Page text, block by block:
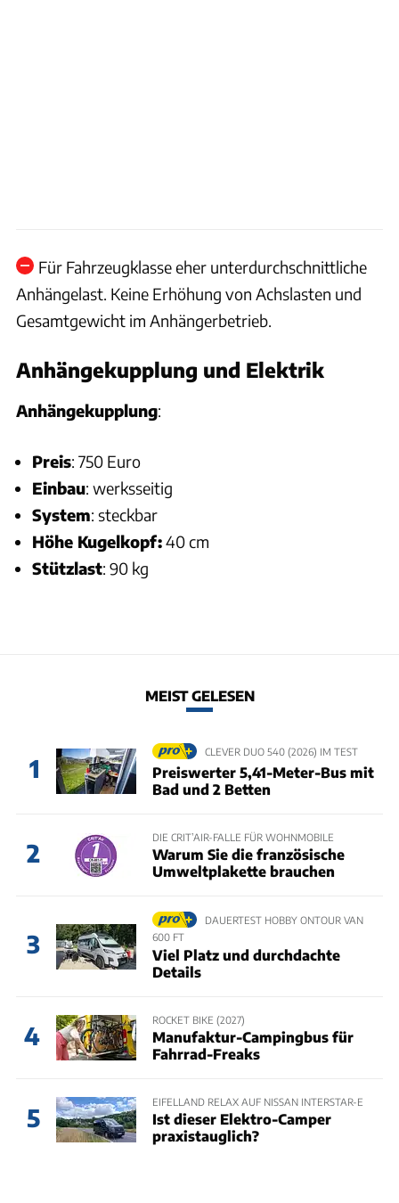
Für Fahrzeugklasse eher unterdurchschnittliche
Anhängelast. Keine Erhöhung von Achslasten und
Gesamtgewicht im Anhängerbetrieb.
Anhängekupplung und Elektrik
Anhängekupplung:
Preis: 750 Euro
Einbau: werksseitig
System: steckbar
Höhe Kugelkopf:40 cm
Stützlast: 90 kg
MEIST GELESEN
1
CLEVER DUO 540 (2026) IM TEST
Preiswerter 5,41-Meter-Bus mit
Bad und 2 Betten
2
DIE CRIT’AIR-FALLE FÜR WOHNMOBILE
Warum Sie die französische
Umweltplakette brauchen
3
DAUERTEST HOBBY ONTOUR VAN
600 FT
Viel Platz und durchdachte
Details
4
ROCKET BIKE (2027)
Manufaktur-Campingbus für
Fahrrad-Freaks
5
EIFELLAND RELAX AUF NISSAN INTERSTAR-E
Ist dieser Elektro-Camper
praxistauglich?